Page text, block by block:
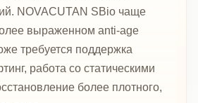
NOVACUTAN SBio чаще
выраженном anti-age
требуется поддержка
работа со статическими
более плотного,